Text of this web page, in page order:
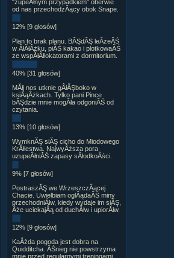
"zupeÂłnym przypadkiem" oberwie
od nas przechodzÂący obok Snape.
12% [9 głosów]
Plan to brak planu. BĂŞdĂŞ leÂżeĂŚ
w ÂłĂłÂżku, piĂŚ kakao i plotkowaĂŚ
ze wspĂłÂłlokatorami z dormitorium.
40% [31 głosów]
MĂłj nos utknie gÂłĂŞboko w
ksiÂąÂżkach. Tylko pani Pince
bĂŞdzie mnie mogÂła odgoniĂŚ od
czytania.
13% [10 głosów]
WymknĂŞ siĂŞ cicho do Miodowego
KrĂłlestwa. NajwyÂższa pora
uzupeÂłniĂŚ zapasy sÂłodkoÂści.
9% [7 głosów]
PostraszĂŞ we WrzeszczÂącej
Chacie. Uwielbiam oglÂądaĂŚ miny
przechodniĂłw, kiedy wydaje im siĂŞ,
Âże uciekajÂą od duchĂłw i upiorĂłw.
12% [9 głosów]
KaÂżda pogoda jest dobra na
Quidditcha. ÂŚnieg nie powstrzyma
mnie przed regularnymi treningami.